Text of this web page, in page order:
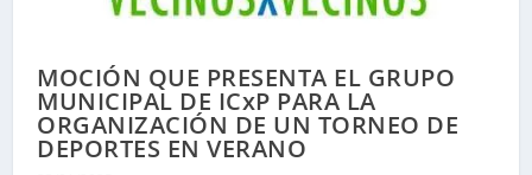
MOCIÓN QUE PRESENTA EL GRUPO
MUNICIPAL DE ICxP PARA LA
ORGANIZACIÓN DE UN TORNEO DE
DEPORTES EN VERANO